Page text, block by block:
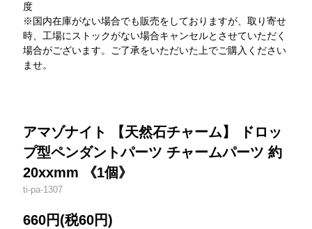
度
※国内在庫がない場合でも販売をしておりますが、取り寄せ
時、工場にストックがない場合キャンセルとさせていただく
場合がございます。ご了承をいただいた上でご購入ください
ませ。
アマゾナイト 【天然石チャーム】 ドロッ
プ型ペンダントパーツ チャームパーツ 約
20xxmm 《1個》
ti-pa-1307
660円(税60円)